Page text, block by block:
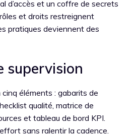
d’accès et un coffre de secrets
et droits restreignent
pratiques deviennent des
supervision
éléments : gabarits de
qualité, matrice de
et tableau de bord KPI.
sans ralentir la cadence.